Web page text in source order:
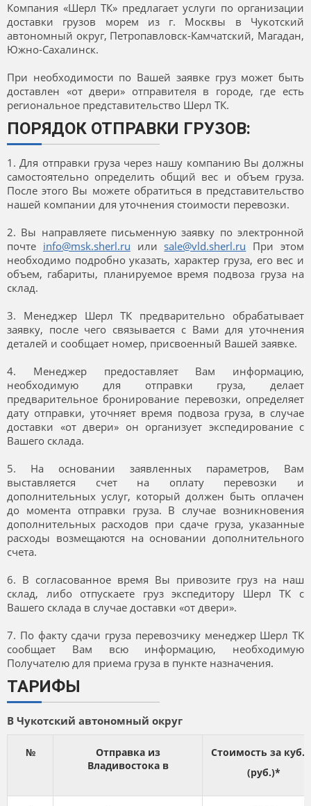
Компания «Шерл ТК» предлагает услуги по организации
доставки грузов морем из г. Москвы в Чукотский
автономный округ, Петропавловск-Камчатский, Магадан,
Южно-Сахалинск.
При необходимости по Вашей заявке груз может быть
доставлен «от двери» отправителя в городе, где есть
региональное представительство Шерл ТК.
ПОРЯДОК ОТПРАВКИ ГРУЗОВ:
1. Для отправки груза через нашу компанию Вы должны
самостоятельно определить общий вес и объем груза.
После этого Вы можете обратиться в представительство
нашей компании для уточнения стоимости перевозки.
2. Вы направляете письменную заявку по электронной
почте info@msk.sherl.ru илиsale@vld.sherl.ru При этом
необходимо подробно указать, характер груза, его вес и
объем, габариты, планируемое время подвоза груза на
склад.
3. Менеджер Шерл ТК предварительно обрабатывает
заявку, после чего связывается с Вами для уточнения
деталей и сообщает номер, присвоенный Вашей заявке.
4. Менеджер предоставляет Вам информацию,
необходимую для отправки груза, делает
предварительное бронирование перевозки, определяет
дату отправки, уточняет время подвоза груза, в случае
доставки «от двери» он организует экспедирование с
Вашего склада.
5. На основании заявленных параметров, Вам
выставляется счет на оплату перевозки и
дополнительных услуг, который должен быть оплачен
до момента отправки груза. В случае возникновения
дополнительных расходов при сдаче груза, указанные
расходы возмещаются на основании дополнительного
счета.
6. В согласованное время Вы привозите груз на наш
склад, либо отпускаете груз экспедитору Шерл ТК с
Вашего склада в случае доставки «от двери».
7. По факту сдачи груза перевозчику менеджер Шерл ТК
сообщает Вам всю информацию, необходимую
Получателю для приема груза в пункте назначения.
ТАРИФЫ
В Чукотский автономный округ
№
Отправка из
Владивостока в
Стоимость за куб.
(руб.)*